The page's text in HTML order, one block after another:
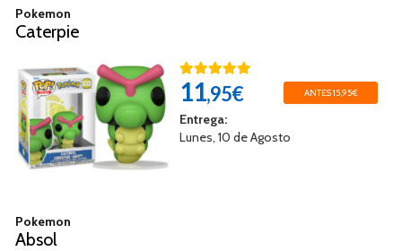
Pokemon
Caterpie
11,95€ ANTES 15,95€
Entrega:
Lunes, 10 de Agosto
Pokemon
Absol